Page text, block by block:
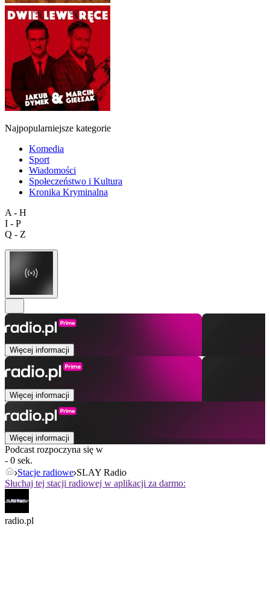
Najpopularniejsze kategorie
Komedia
Sport
Wiadomości
Społeczeństwo i Kultura
Kronika Kryminalna
A - H
I - P
Q - Z
Więcej informacji
Więcej informacji
Więcej informacji
Podcast rozpoczyna się w
- 0 sek.
Stacje radiowe SLAY Radio
Słuchaj tej stacji radiowej w aplikacji za darmo:
radio.pl